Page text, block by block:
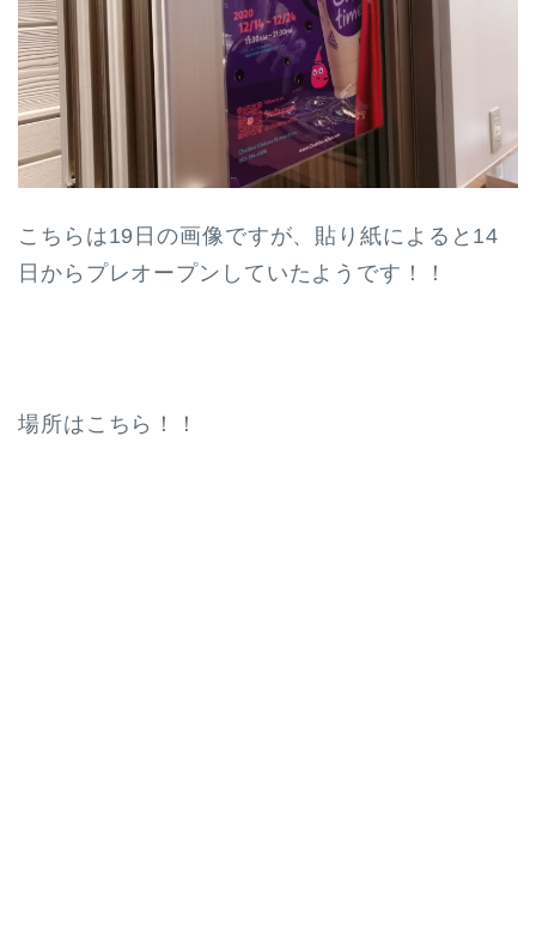
こちらは19日の画像ですが、貼り紙によると14
日からプレオープンしていたようです！！
場所はこちら！！